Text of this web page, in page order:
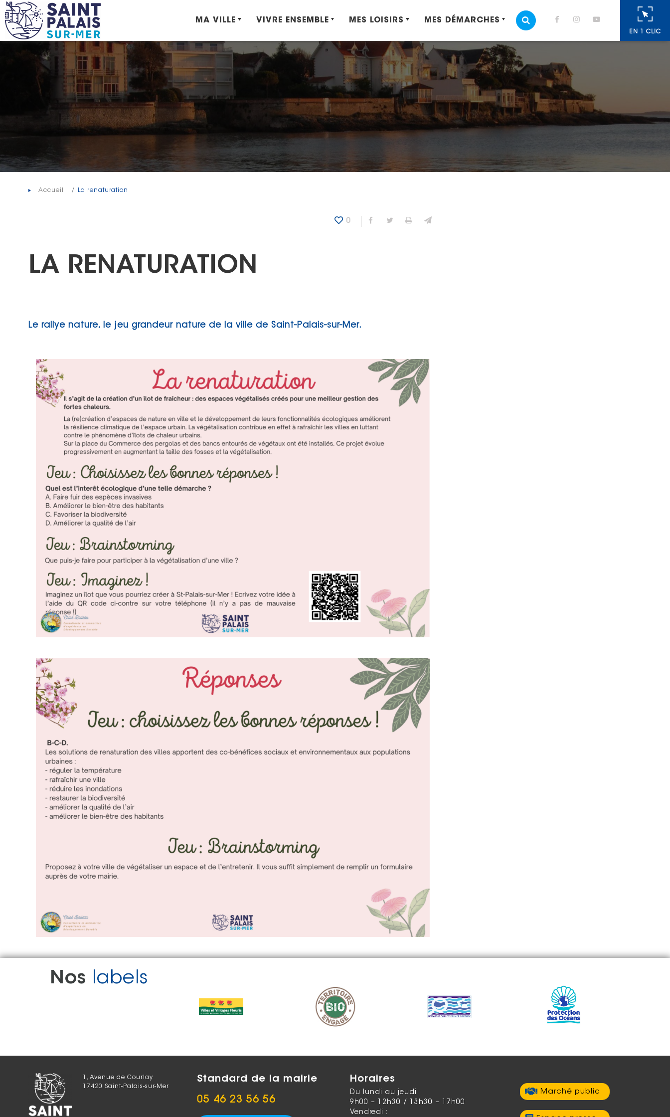
Panneau de gestion des cookies
EN 1 CLIC
MOTEUR DE RECHERCHE
MA VILLE VIVRE ENSEMBLE MES LOISIRS MES DÉMARCHES
Accueil La renaturation
0 Partager sur Facebook
Partager sur Twitter
Imprimer
LA RENATURATION
Le rallye nature, le jeu grandeur nature de la ville de Saint-Palais-sur-Mer.
Nos labels
1, Avenue de Courlay
17420 Saint-Palais-sur-Mer
Standard de la mairie
05 46 23 56 56
Horaires
Du lundi au jeudi :
9h00 – 12h30 / 13h30 – 17h00
Vendredi :
Marché public